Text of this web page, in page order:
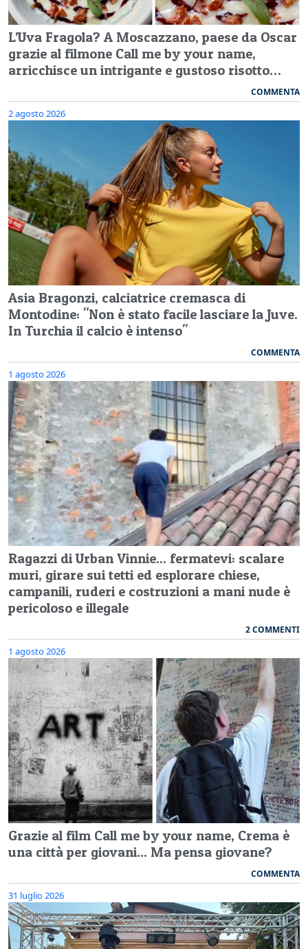
L’Uva Fragola? A Moscazzano, paese da Oscar
grazie al filmone Call me by your name,
arricchisce un intrigante e gustoso risotto…
COMMENTA
2 agosto 2026
Asia Bragonzi, calciatrice cremasca di
Montodine: "Non è stato facile lasciare la Juve.
In Turchia il calcio è intenso"
COMMENTA
1 agosto 2026
Ragazzi di Urban Vinnie... fermatevi: scalare
muri, girare sui tetti ed esplorare chiese,
campanili, ruderi e costruzioni a mani nude è
pericoloso e illegale
2 COMMENTI
1 agosto 2026
Grazie al film Call me by your name, Crema è
una città per giovani... Ma pensa giovane?
COMMENTA
31 luglio 2026